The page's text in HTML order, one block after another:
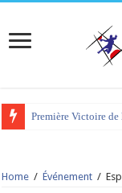
Première Victoire
Home / Événement /